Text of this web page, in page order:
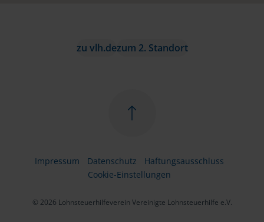
zu vlh.dezum 2. Standort
Impressum Datenschutz
Haftungsausschluss
Cookie-Einstellungen
© 2026 Lohnsteuerhilfeverein Vereinigte Lohnsteuerhilfe e.V.